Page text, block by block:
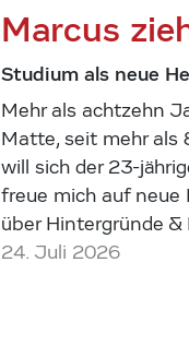
Marcus
Studium als neue
Mehr als achtzehn
Matte, seit mehr als
will sich der 23-
freue mich auf neue
über Hintergründe
24. Juli 2026